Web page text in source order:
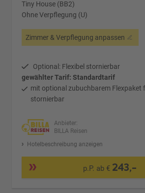
Tiny House (BB2)
Ohne Verpflegung (U)
Zimmer & Verpflegung anpassen
Optional: Flexibel stornierbar
gewählter Tarif: Standardtarif
mit optional zubuchbarem Flexpaket
stornierbar
Anbieter:
BILLA Reisen
Hotelbeschreibung anzeigen
p.P. ab € 243,-